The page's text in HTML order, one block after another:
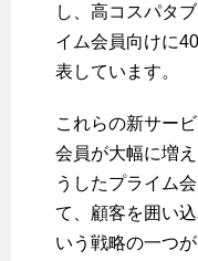
し、高コスパタ
イム会員向けに
表しています。
これらの新サー
会員が大幅に増
うしたプライム
て、顧客を囲い
いう戦略の一つ